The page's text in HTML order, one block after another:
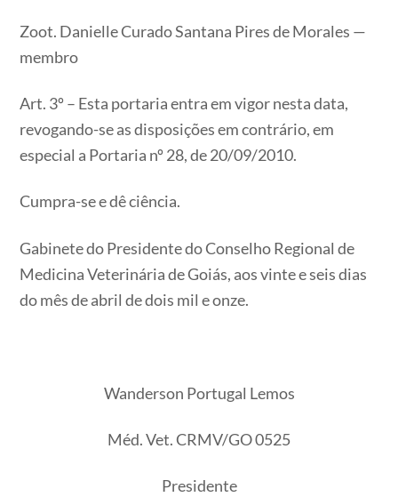
Zoot. Danielle Curado Santana Pires de Morales —
membro
Art. 3º – Esta portaria entra em vigor nesta data,
revogando-se as disposições em contrário, em
especial a Portaria nº 28, de 20/09/2010.
Cumpra-se e dê ciência.
Gabinete do Presidente do Conselho Regional de
Medicina Veterinária de Goiás, aos vinte e seis dias
do mês de abril de dois mil e onze.
Wanderson Portugal Lemos
Méd. Vet. CRMV/GO 0525
Presidente